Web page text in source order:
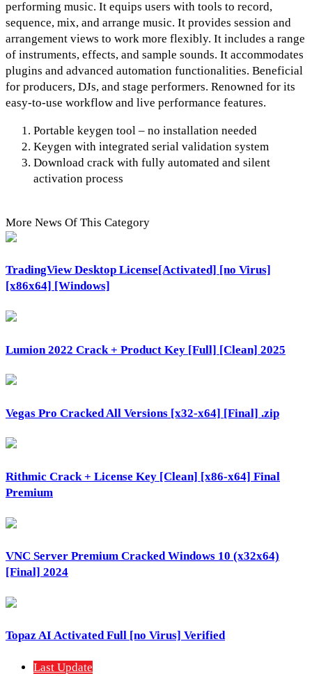
performing music. It equips users with tools to record,
sequence, mix, and arrange music. It provides session and
arrangement views to work more flexibly. It includes a range
of instruments, effects, and sample sounds. It accommodates
plugins and advanced automation functionalities. Beneficial
for producers, DJs, and stage performers. Renowned for its
easy-to-use workflow and live performance features.
Portable keygen tool – no installation needed
Keygen with integrated serial validation system
Download crack with fully automated and silent
activation process
More News Of This Category
TradingView Desktop License[Activated] [no Virus]
[x86x64] [Windows]
Lumion 2022 Crack + Product Key [Full] [Clean] 2025
Vegas Pro Cracked All Versions [x32-x64] [Final] .zip
Rithmic Crack + License Key [Clean] [x86-x64] Final
Premium
VNC Server Premium Cracked Windows 10 (x32x64)
[Final] 2024
Topaz AI Activated Full [no Virus] Verified
Last Update